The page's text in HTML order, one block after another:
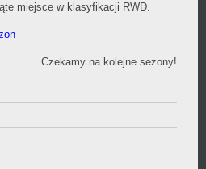
miejsce w klasyfikacji RWD.
Czekamy na kolejne sezony!